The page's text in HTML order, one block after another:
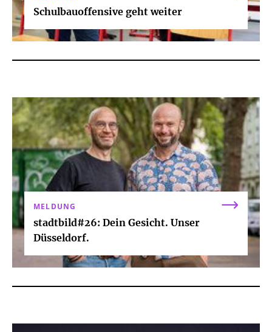
Schulbauoffensive geht weiter
MELDUNG
stadtbild#26: Dein Gesicht. Unser
Düsseldorf.